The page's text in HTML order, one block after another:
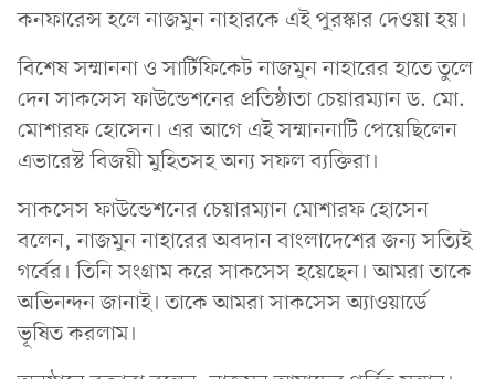
কনফারেন্স হলে নাজমুন নাহারকে এই পুরস্কার দেওয়া হয়।
বিশেষ সম্মাননা ও সার্টিফিকেট নাজমুন নাহারের হাতে তুলে
দেন সাকসেস ফাউন্ডেশনের প্রতিষ্ঠাতা চেয়ারম্যান ড. মো.
মোশারফ হোসেন। এর আগে এই সম্মাননাটি পেয়েছিলেন
এভারেস্ট বিজয়ী মুহিতসহ অন্য সফল ব্যক্তিরা।
সাকসেস ফাউন্ডেশনের চেয়ারম্যান মোশারফ হোসেন
বলেন, নাজমুন নাহারের অবদান বাংলাদেশের জন্য সত্যিই
গর্বের। তিনি সংগ্রাম করে সাকসেস হয়েছেন। আমরা তাকে
অভিনন্দন জানাই। তাকে আমরা সাকসেস অ্যাওয়ার্ডে
ভূষিত করলাম।